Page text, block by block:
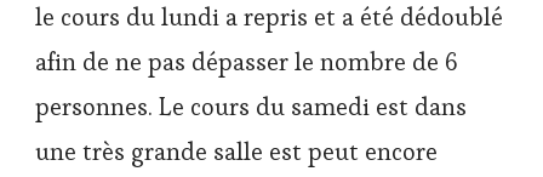
le cours du lundi a repris et a été dédoublé
afin de ne pas dépasser le nombre de 6
personnes. Le cours du samedi est dans
une très grande salle est peut encore